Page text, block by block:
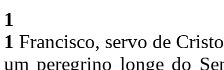
1
1 Francisco, servo de
um peregrino longe do